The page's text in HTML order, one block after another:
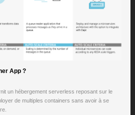
App ?
un hébergement serverless reposant sur le
de multiples containers sans avoir à se